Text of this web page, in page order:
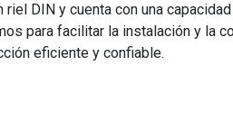
DIN y cuenta con una
para facilitar la instalación y la
eficiente y confiable.